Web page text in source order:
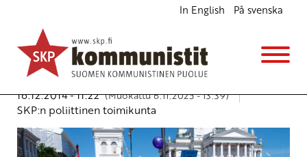
In English På svenska
SKP kannattaa kolmannen sukupuolen
tunnustamista ja juridisen sukupuolen
vahvistamista henkilön omana ilmoituksena
Ajankohtaista
16.12.2014 - 11:22(Muokattu 6.11.2025 - 13:39)
SKP:n poliittinen toimikunta